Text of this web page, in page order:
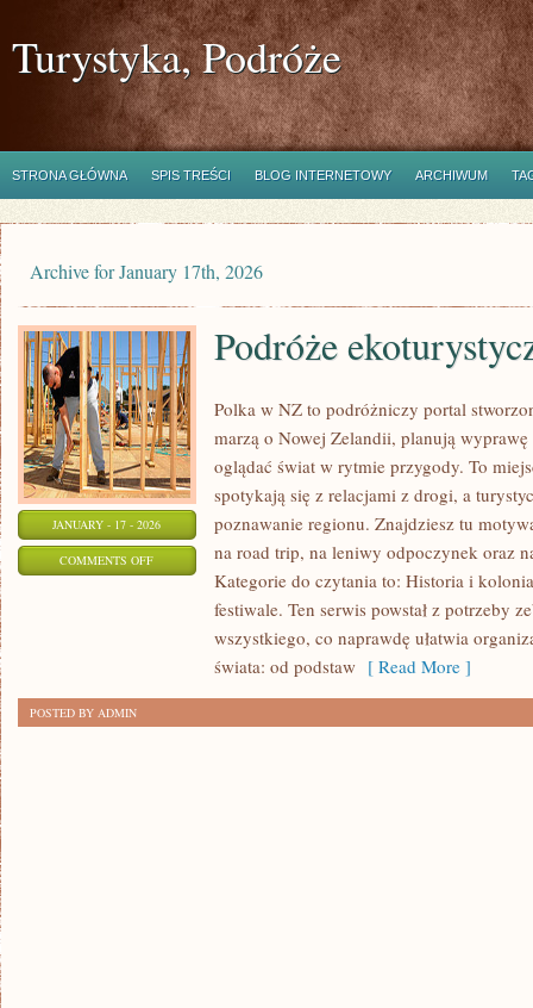
Turystyka, Podróże
STRONA GŁÓWNA SPIS TREŚCI BLOG INTERNETOWY ARCHIWUM
Archive for January 17th, 2026
JANUARY - 17 - 2026
COMMENTS OFFON
EKOTURYSTYCZNE
Podróże
Polka w NZ to podróżniczy portal
marzą o Nowej Zelandii, planują
oglądać świat w rytmie przygody. To
spotykają się z relacjami z drogi, a
poznawanie regionu. Znajdziesz tu
na road trip, na leniwy odpoczynek oraz
Kategorie do czytania to: Historia i
festiwale. Ten serwis powstał z potrzeby
wszystkiego, co naprawdę ułatwia
świata: od podstaw [ Read More ]
POSTED BY ADMIN